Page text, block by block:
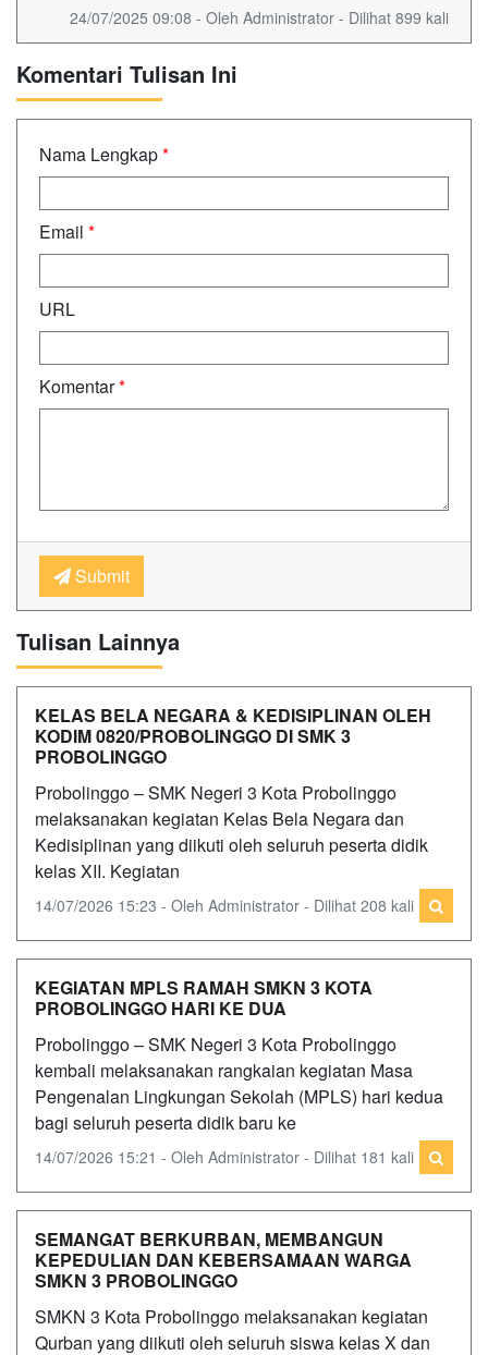
24/07/2025 09:08 - Oleh Administrator - Dilihat 899 kali
Komentari Tulisan Ini
Nama Lengkap*
Email *
URL
Komentar*
Submit
Tulisan Lainnya
KELAS BELA NEGARA & KEDISIPLINAN OLEH
KODIM 0820/PROBOLINGGO DI SMK 3
PROBOLINGGO
Probolinggo – SMK Negeri 3 Kota Probolinggo
melaksanakan kegiatan Kelas Bela Negara dan
Kedisiplinan yang diikuti oleh seluruh peserta didik
kelas XII. Kegiatan
14/07/2026 15:23 - Oleh Administrator - Dilihat 208 kali
KEGIATAN MPLS RAMAH SMKN 3 KOTA
PROBOLINGGO HARI KE DUA
Probolinggo – SMK Negeri 3 Kota Probolinggo
kembali melaksanakan rangkaian kegiatan Masa
Pengenalan Lingkungan Sekolah (MPLS) hari kedua
bagi seluruh peserta didik baru ke
14/07/2026 15:21 - Oleh Administrator - Dilihat 181 kali
SEMANGAT BERKURBAN, MEMBANGUN
KEPEDULIAN DAN KEBERSAMAAN WARGA
SMKN 3 PROBOLINGGO
SMKN 3 Kota Probolinggo melaksanakan kegiatan
Qurban yang diikuti oleh seluruh siswa kelas X dan